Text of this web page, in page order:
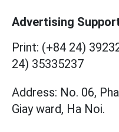
Advertising
Print: (+84 24)
24) 35335237
Address: No. 06,
Giay ward, Ha Noi.